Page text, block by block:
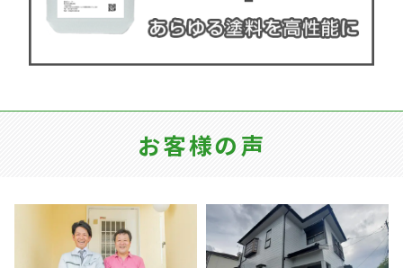
お客様の声